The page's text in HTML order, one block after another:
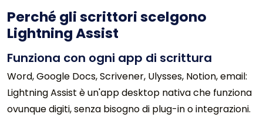
Perché gli scrittori scelgono
Lightning Assist
Funziona con ogni app di scrittura
Word, Google Docs, Scrivener, Ulysses, Notion, email:
Lightning Assist è un'app desktop nativa che funziona
ovunque digiti, senza bisogno di plug-in o integrazioni.